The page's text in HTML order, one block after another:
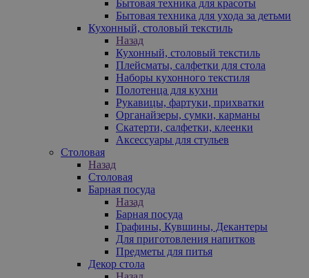
Бытовая техника для красоты
Бытовая техника для ухода за детьми
Кухонный, столовый текстиль
Назад
Кухонный, столовый текстиль
Плейсматы, салфетки для стола
Наборы кухонного текстиля
Полотенца для кухни
Рукавицы, фартуки, прихватки
Органайзеры, сумки, карманы
Скатерти, салфетки, клеенки
Аксессуары для стульев
Столовая
Назад
Столовая
Барная посуда
Назад
Барная посуда
Графины, Кувшины, Декантеры
Для приготовления напитков
Предметы для питья
Декор стола